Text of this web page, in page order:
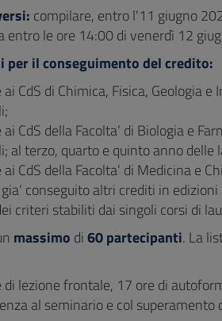
compilare, entro l'11 giugno
entro le ore 14:00 di venerdì 12
per il conseguimento del credito:
ai CdS di Chimica, Fisica, Geologia
CdS della Facolta’ di Biologia e
al terzo, quarto e quinto anno delle
CdS della Facolta’ di Medicina e
conseguito altri crediti in
criteri stabiliti dai singoli corsi di
massimo di60 partecipanti. La
di lezione frontale, 17 ore di
al seminario e col